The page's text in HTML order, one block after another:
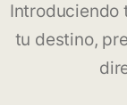
Introduciendo
tu destino,